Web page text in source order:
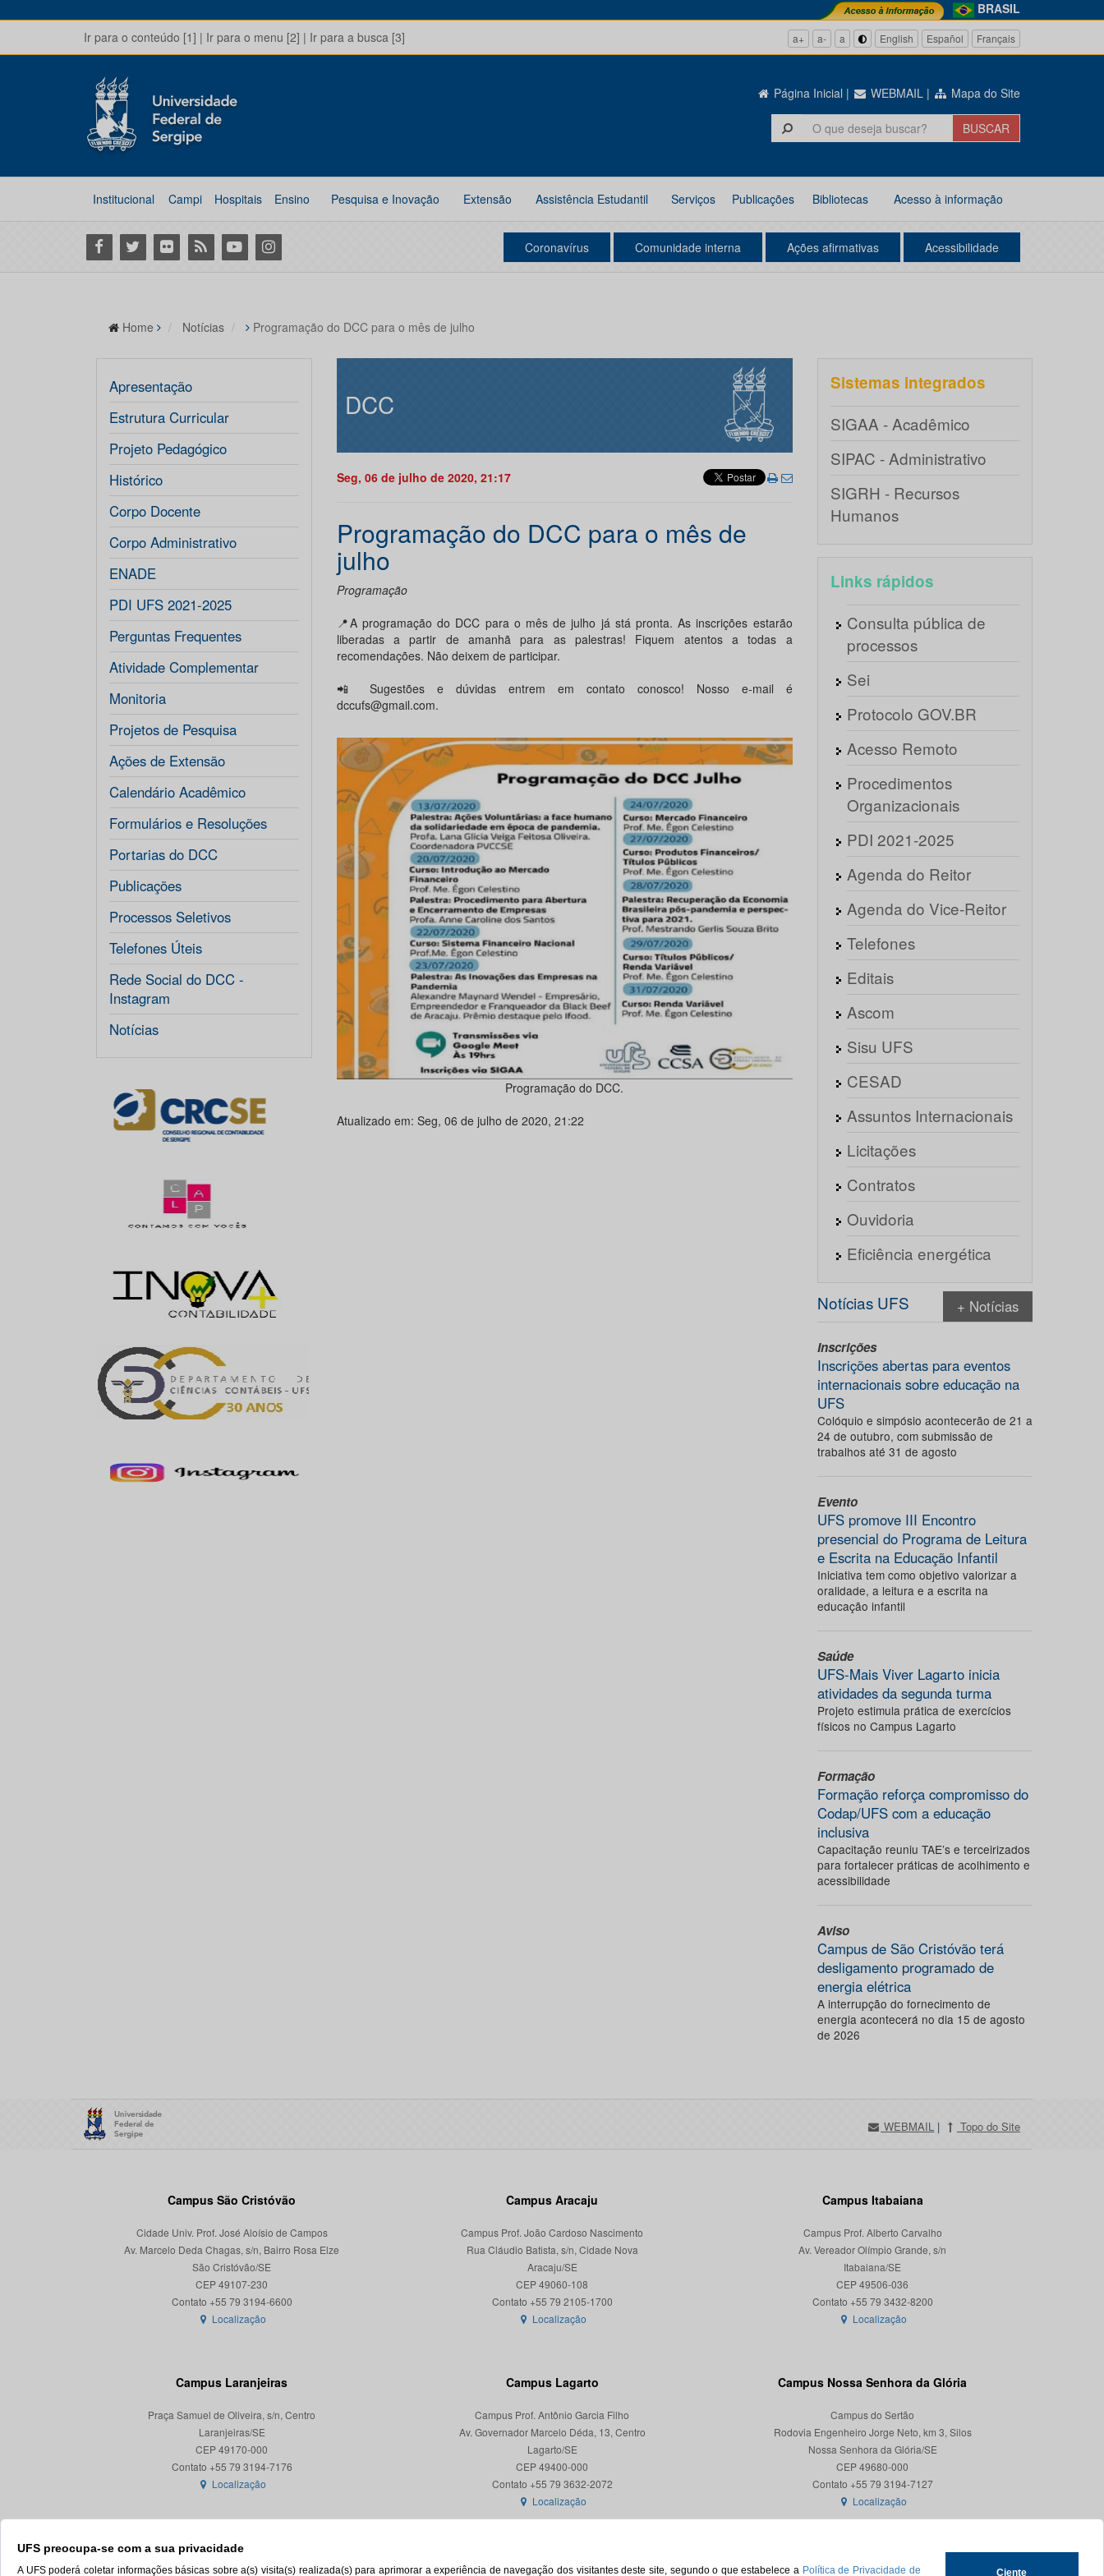
BRASIL
Ir para o conteúdo [1] | Ir para o menu [2] | Ir para a busca [3] a+ a- a English Español Français
Página Inicial | WEBMAIL | Mapa do Site
Institucional Campi Hospitais Ensino Pesquisa e Inovação Extensão Assistência Estudantil Serviços Publicações Bibliotecas Acesso à informação
Facebook
Twitter Flickr RSS YoutubeInstagram Coronavírus Comunidade interna Ações afirmativas Acessibilidade
UFS preocupa-se com a sua privacidade
A UFS poderá coletar informações básicas sobre a(s) visita(s) realizada(s) para aprimorar a experiência de navegação dos visitantes deste site, segundo o que estabelece a Política de Privacidade de Ciente
Home Notícias Programação do DCC para o mês de julho
Apresentação
Estrutura Curricular
Projeto Pedagógico
Histórico
Corpo Docente
Corpo Administrativo
ENADE
PDI UFS 2021-2025
Perguntas Frequentes
Atividade Complementar
Monitoria
Projetos de Pesquisa
Ações de Extensão
Calendário Acadêmico
Formulários e Resoluções
Portarias do DCC
Publicações
Processos Seletivos
Telefones Úteis
Rede Social do DCC -
Instagram
Notícias
DCC
Seg, 06 de julho de 2020, 21:17
Programação do DCC para o mês de
julho
Programação
📍A programação do DCC para o mês de julho já stá pronta. As inscrições estarão
liberadas a partir de amanhã para as palestras! Fiquem atentos a todas a
recomendações. Não deixem de participar.
📲 Sugestões e dúvidas entrem em contato conosco! Nosso e-mail é
dccufs@gmail.com.
Programação do DCC.
Atualizado em: Seg, 06 de julho de 2020, 21:22
Sistemas integrados
SIGAA - Acadêmico
SIPAC - Administrativo
SIGRH - Recursos
Humanos
Links rápidos
Consulta pública de
processos
Sei
Protocolo GOV.BR
Acesso Remoto
Procedimentos
Organizacionais
PDI 2021-2025
Agenda do Reitor
Agenda do Vice-Reitor
Telefones
Editais
Ascom
Sisu UFS
CESAD
Assuntos Internacionais
Licitações
Contratos
Ouvidoria
Eficiência energética
Notícias UFS + Notícias
Inscrições
Inscrições abertas para eventos
internacionais sobre educação na
UFS
Colóquio e simpósio acontecerão de 21 a
24 de outubro, com submissão de
trabalhos até 31 de agosto
Evento
UFS promove III Encontro
presencial do Programa de Leitura
e Escrita na Educação Infantil
Iniciativa tem como objetivo valorizar a
oralidade, a leitura e a escrita na
educação infantil
Saúde
UFS-Mais Viver Lagarto inicia
atividades da segunda turma
Projeto estimula prática de exercícios
físicos no Campus Lagarto
Formação
Formação reforça compromisso do
Codap/UFS com a educação
inclusiva
Capacitação reuniu TAE’s e terceirizados
para fortalecer práticas de acolhimento e
acessibilidade
Aviso
Campus de São Cristóvão terá
desligamento programado de
energia elétrica
A interrupção do fornecimento de
energia acontecerá no dia 15 de agosto
de 2026
WEBMAIL | Topo do Site
Campus São Cristóvão
Cidade Univ. Prof. José Aloísio de Campos
Av. Marcelo Deda Chagas, s/n, Bairro Rosa Elze
São Cristóvão/SE
CEP 49107-230
Localização
Campus Aracaju
Campus Prof. João Cardoso Nascimento
Rua Cláudio Batista, s/n, Cidade Nova
Aracaju/SE
CEP 49060-108
Localização
Campus Itabaiana
Campus Prof. Alberto Carvalho
Av. Vereador Olímpio Grande, s/n
Itabaiana/SE
CEP 49506-036
Localização
Campus Laranjeiras
Praça Samuel de Oliveira, s/n, Centro
Laranjeiras/SE
CEP 49170-000
Localização
Campus Lagarto
Campus Prof. Antônio Garcia Filho
Av. Governador Marcelo Déda, 13, Centro
Lagarto/SE
CEP 49400-000
Localização
Campus Nossa Senhora da Glória
Campus do Sertão
Rodovia Engenheiro Jorge Neto, km 3, Silos
Nossa Senhora da Glória/SE
CEP 49680-000
Contato +55 79 3194-7127
Localização